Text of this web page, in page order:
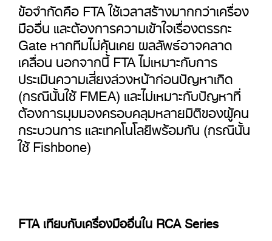
ข้อจำกัดคือ FTA ใช้เวลาสร้างมากกว่าเครื่อง
มืออื่น และต้องการความเข้าใจเรื่องตรรกะ
Gate หากทีมไม่คุ้นเคย ผลลัพธ์อาจคลาด
เคลื่อน นอกจากนี้ FTA ไม่เหมาะกับการ
ประเมินความเสี่ยงล่วงหน้าก่อนปัญหาเกิด
(กรณีนั้นใช้ FMEA) และไม่เหมาะกับปัญหาที่
ต้องการมุมมองครอบคลุมหลายมิติของผู้คน
กระบวนการ และเทคโนโลยีพร้อมกัน (กรณีนั้น
ใช้ Fishbone)
FTA เทียบกับเครื่องมืออื่นใน RCA Series